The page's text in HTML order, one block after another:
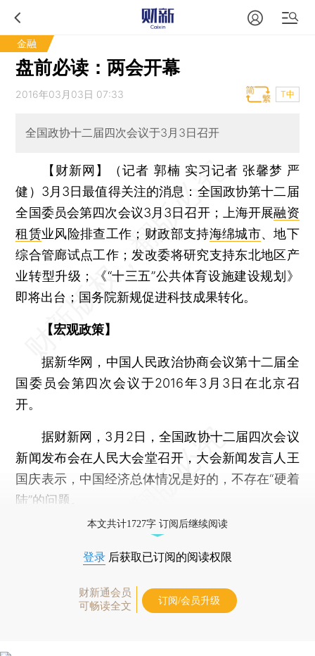
金融
盘前必读：两会开幕
2016年03月03日 07:33 T中
全国政协十二届四次会议于3月3日召开
【财新网】（记者 郭楠 实习记者 张馨梦 严
健） 3月3日最值得关注的消息：全国政协第十二届
全国委员会第四次会议3月3日召开；上海开展融资
租赁业风险排查工作；财政部支持海绵城市、地下
综合管廊试点工作；发改委将研究支持东北地区产
业转型升级；《“十三五”公共体育设施建设规划》
即将出台；国务院新规促进科技成果转化。
【宏观政策】
据新华网，中国人民政治协商会议第十二届全
国委员会第四次会议于2016年3月3日在北京召
开。
据财新网，3月2日，全国政协十二届四次会议
新闻发布会在人民大会堂召开，大会新闻发言人王
国庆表示，中国经济总体情况是好的，不存在“硬着
陆”的问题。
本文共计1727字 订阅后继续阅读
登录 后获取已订阅的阅读权限
财新通会员
可畅读全文
订阅/会员升级